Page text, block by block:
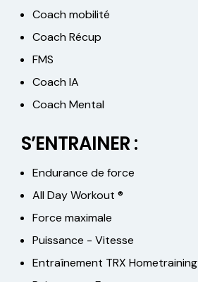
Coach mobilité
Coach Récup
FMS
Coach IA
Coach Mental
S’ENTRAINER :
Endurance de force
All Day Workout ®
Force maximale
Puissance - Vitesse
Entraînement TRX Hometraining